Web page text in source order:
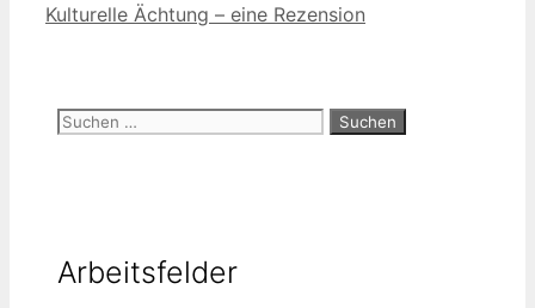
Kulturelle Ächtung – eine Rezension
Suchen
Arbeitsfelder